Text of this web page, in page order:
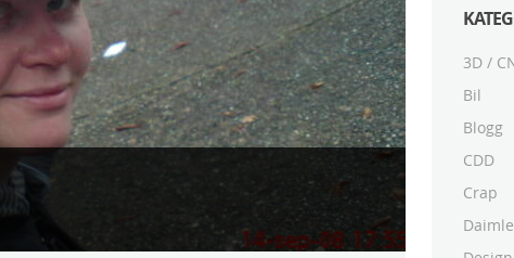
3D /
Bil
Blogg
CDD
Crap